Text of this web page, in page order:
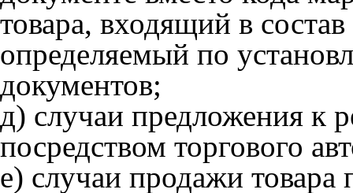
товара, входящий в
определяемый по
документов;
д) случаи предложения к
посредством торгового
е) случаи продажи товара